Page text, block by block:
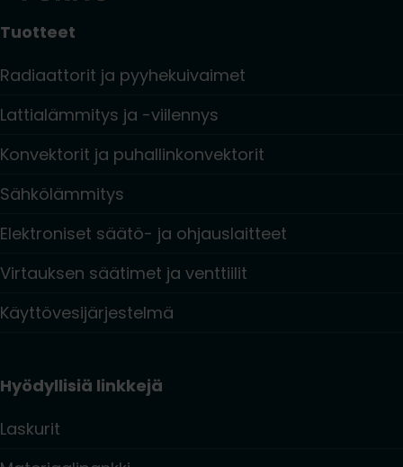
Tuotteet
Radiaattorit ja pyyhekuivaimet
Lattialämmitys ja -viilennys
Konvektorit ja puhallinkonvektorit
Sähkölämmitys
Elektroniset säätö- ja ohjauslaitteet
Virtauksen säätimet ja venttiilit
Käyttövesijärjestelmä
Hyödyllisiä linkkejä
Laskurit